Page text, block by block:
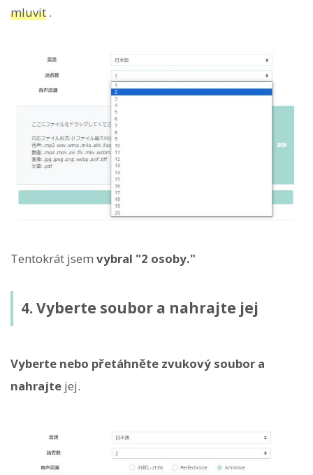
mluvit .
Tentokrát jsem vybral "2 osoby."
4. Vyberte soubor a nahrajte jej
Vyberte nebo přetáhněte zvukový soubor a
nahrajte jej.